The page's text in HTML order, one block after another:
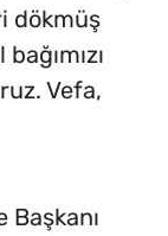
dökmüş
Vefa,
Başkanı